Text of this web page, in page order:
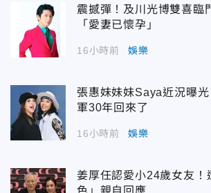
震撼彈！及川光博雙喜
「愛妻已懷孕」
16小時前 娛樂
張惠妹妹妹Saya近況曝
軍30年回來了
16小時前 娛樂
姜厚任認愛小24歲女友！
色」親自回應